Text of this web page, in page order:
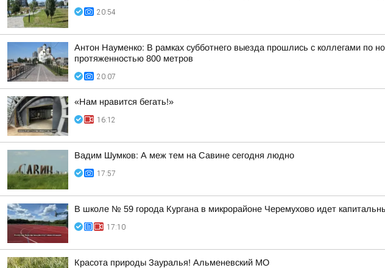
20:54
Антон Науменко: В рамках субботнего выезда прошлись с коллегами по
протяженностью 800 метров
20:07
«Нам нравится бегать!»
16:12
Вадим Шумков: А меж тем на Савине сегодня людно
17:57
В школе № 59 города Кургана в микрорайоне Черемухово идет
17:10
Красота природы Зауралья! Альменевский МО